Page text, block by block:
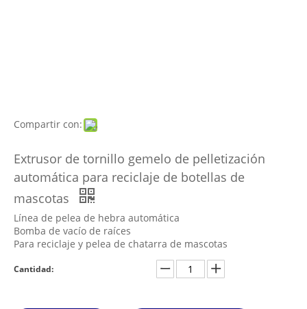
Compartir con:
Extrusor de tornillo gemelo de pelletización
automática para reciclaje de botellas de
mascotas
Línea de pelea de hebra automática
Bomba de vacío de raíces
Para reciclaje y pelea de chatarra de mascotas
Cantidad: